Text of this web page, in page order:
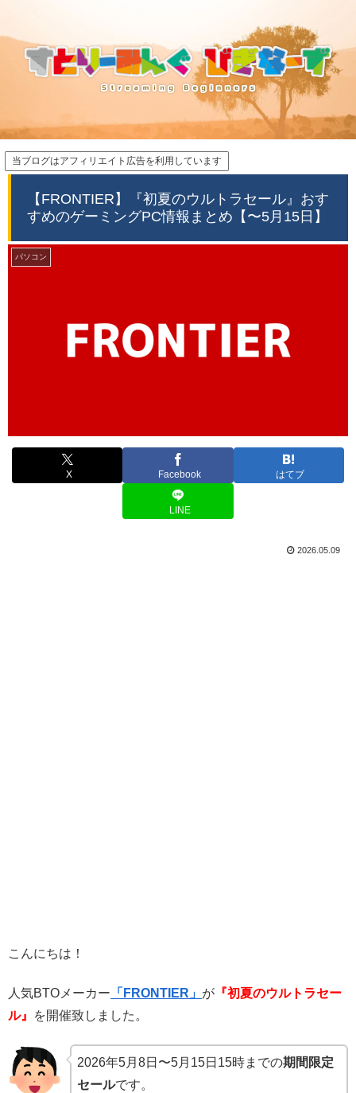
当ブログはアフィリエイト広告を利用しています
【FRONTIER】『初夏のウルトラセール』おす
すめのゲーミングPC情報まとめ【〜5月15日】
パソコン
X Facebook はてブ
LINE
2026.05.09
こんにちは！
人気BTOメーカー 「FRONTIER」 が 『初夏のウルトラセー
ル』
を開催致しました。
2026年5月8日〜5月15日15時までの期間限定
セールです。